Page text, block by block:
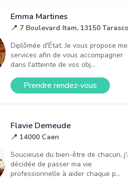
Emma Martines
📍 7 Boulevard Itam, 13150
Diplômée d'État. Je vous propose
services afin de vous accompagner
dans l'atteinte de vos obj...
Prendre rendez-vous
Flavie Demeude
📍 14000 Caen
Soucieuse du bien-être de chacun,
décidée de passer ma vie
professionnelle à aider chaque p...